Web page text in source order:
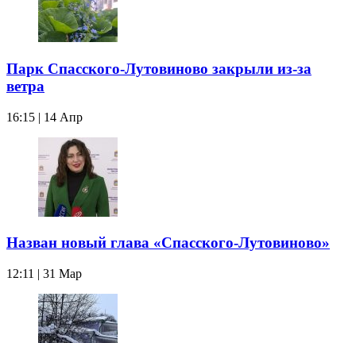
Парк Спасского-Лутовиново закрыли из-за
ветра
16:15 | 14 Апр
Назван новый глава «Спасского-Лутовиново»
12:11 | 31 Мар